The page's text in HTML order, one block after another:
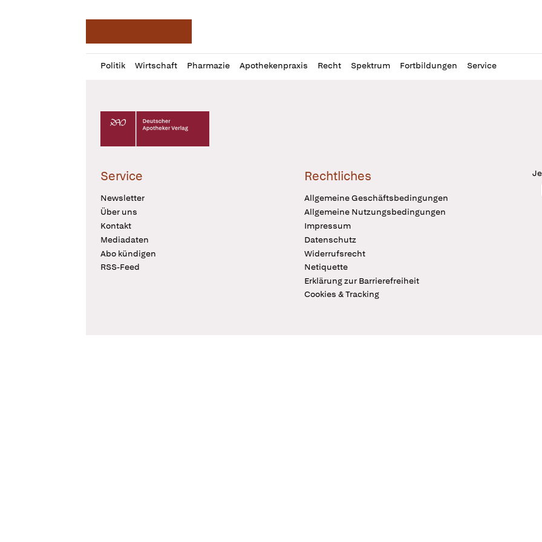
Politik Wirtschaft Pharmazie Apothekenpraxis Recht Spektrum Fortbildungen Service
Profil
öffnen
Daz
Pur
Deutscher Apotheker Verlag Logo
Service
Newsletter
Über uns
Kontakt
Mediadaten
Abo kündigen
RSS-Feed
Rechtliches
Allgemeine Geschäftsbedingungen
Allgemeine Nutzungsbedingungen
Impressum
Datenschutz
Widerrufsrecht
Netiquette
Erklärung zur Barrierefreiheit
Cookies & Tracking